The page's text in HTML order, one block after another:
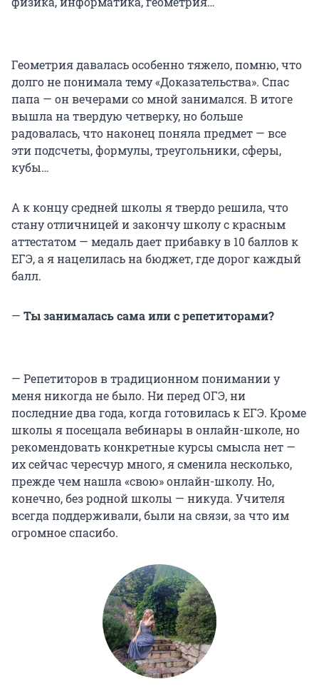
Геометрия давалась особенно тяжело, помню, что
долго не понимала тему «Доказательства». Спас
папа — он вечерами со мной занимался. В итоге
вышла на твердую четверку, но больше
радовалась, что наконец поняла предмет — все
эти подсчеты, формулы, треугольники, сферы,
кубы…
А к концу средней школы я твердо решила, что
стану отличницей и закончу школу с красным
аттестатом — медаль дает прибавку в 10 баллов к
ЕГЭ, а я нацелилась на бюджет, где дорог каждый
балл.
— Ты занималась сама или с репетиторами?
— Репетиторов в традиционном понимании у
меня никогда не было. Ни перед ОГЭ, ни
последние два года, когда готовилась к ЕГЭ. Кроме
школы я посещала вебинары в онлайн-школе, но
рекомендовать конкретные курсы смысла нет —
их сейчас чересчур много, я сменила несколько,
прежде чем нашла «свою» онлайн-школу. Но,
конечно, без родной школы — никуда. Учителя
всегда поддерживали, были на связи, за что им
огромное спасибо.